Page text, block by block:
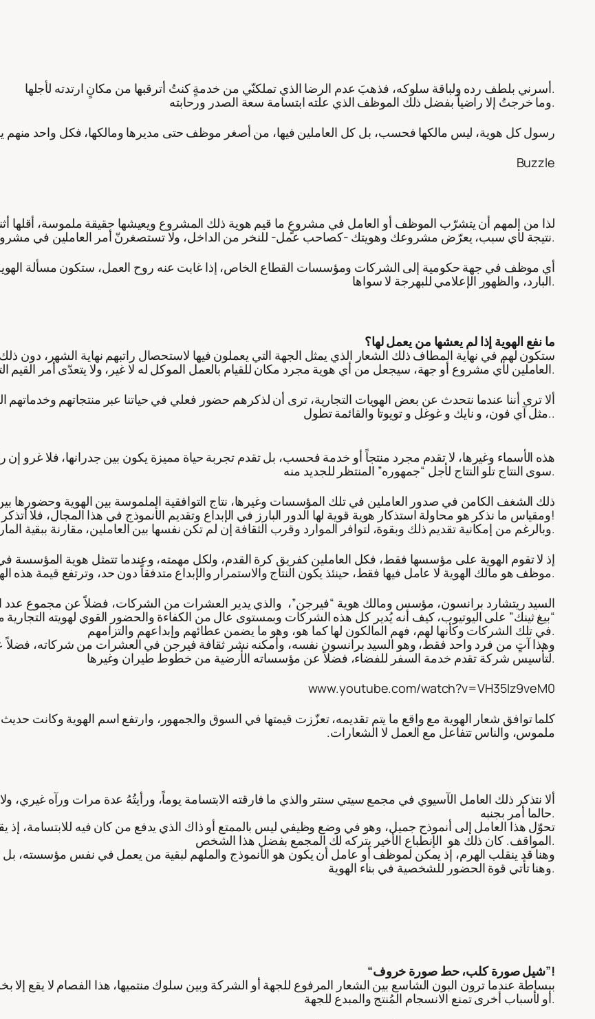
أسرني بلطف رده ولباقة سلوكه، فذهبَ عدم الرضا الذي تملكنّي من خدمةٍ كنتُ أترقبها من مكانٍ ارتدته لأجلها.
وما خرجتُ إلا راضياً بفضل ذلك الموظف الذي علته ابتسامة سعة الصدر ورحابته.
رسول كل هوية، ليس مالكها فحسب، بل كل العاملين فيها، من أصغر موظف حتى مديرها ومالكها، فكل واحد منهم
Buzzle
لذا من المهم أن يتشرّب الموظف أو العامل في مشروعٍ ما قيم هوية ذلك المشروع ويعيشها حقيقة ملموسة، أقلها
نتيجة لأي سبب، يعرّض مشروعك وهويتك -كصاحب عمل- للنخر من الداخل، ولا تستصغرنّ أمر العاملين في مشروعك، إذا ما غابت عنهم قيم المشروع وما عاشوها قولاً وفعلاً.
أي موظف في جهة حكومية إلى الشركات ومؤسسات القطاع الخاص، إذا غابت عنه روح العمل، ستكون مسألة الهوية
البارد، والظهور الإعلامي للبهرجة لا سواها.
ما نفع الهوية إذا لم يعشها من يعمل لها؟
ستكون لهم في نهاية المطاف ذلك الشعار الذي يمثل الجهة التي يعملون فيها لاستحصال راتبهم نهاية الشهر، دون
العاملين لأي مشروع أو جهة، سيجعل من أي هوية مجرد مكان للقيام بالعمل الموكل له لا غير، ولا يتعدّى أمر القيم التي تحملها ولا هم يحزنون.
ألا ترى أننا عندما نتحدث عن بعض الهويات التجارية، ترى أن لذكرهم حضور فعلي في حياتنا عبر منتجاتهم
مثل آي فون، و نايك و غوغل و تويوتا والقائمة تطول..
هذه الأسماء وغيرها، لا تقدم مجرد منتجاً أو خدمة فحسب، بل تقدم تجربة حياة مميزة يكون بين جدرانها، فلا غرو إن
سوى النتاج تلو النتاج لأجل “جمهوره” المنتظر للجديد منه.
ذلك الشغف الكامن في صدور العاملين في تلك المؤسسات وغيرها، نتاج التوافقية الملموسة بين الهوية وحضورها
ومقياس ما نذكر هو محاولة استذكار هوية قوية لها الدور البارز في الإبداع وتقديم الأنموذج في هذا المجال، فلا أتذكر!
وبالرغم من إمكانية تقديم ذلك وبقوة، لتوافر الموارد وقرب الثقافة إن لم تكن نفسها بين العاملين، مقارنة ببقية الماركات التي تم ذكرها آنفاً في هذا الموضوع بالعموم.
إذ لا تقوم الهوية على مؤسسها فقط، فكل العاملين كفريق كرة القدم، ولكل مهمته، وعندما تتمثل هوية المؤسسة
موظف هو مالك الهوية لا عامل فيها فقط، حينئذ يكون النتاج والاستمرار والإبداع متدفقاً دون حد، وترتفع قيمة هذه الهوية في السوق، نتيجة تلك الطاقة المنطلقة من المنتمين لها.
السيد ريتشارد برانسون، مؤسس ومالك هوية “فيرجن”، والذي يدير العشرات من الشركات، فضلاً عن مجموع عدد
“بيغ ثينك” على اليوتيوب، كيف أنه يُدير كل هذه الشركات وبمستوى عال من الكفاءة والحضور القوي لهويته
في تلك الشركات وكأنها لهم، فهم المالكون لها كما هو، وهو ما يضمن عطائهم وإبداعهم والتزامهم.
وهذا آتٍ من فرد واحد فقط، وهو السيد برانسون نفسه، وأمكنه نشر ثقافة فيرجن في العشرات من شركاته، فضلاً
لتأسيس شركة تقدم خدمة السفر للفضاء، فضلاً عن مؤسساته الأرضية من خطوط طيران وغيرها.
www.youtube.com/watch?v=VH35Iz9veM0
كلما توافق شعار الهوية مع واقع ما يتم تقديمه، تعزّزت قيمتها في السوق والجمهور، وارتفع اسم الهوية وكانت
ملموس، والناس تتفاعل مع العمل لا الشعارات.
ألا نتذكر ذلك العامل الآسيوي في مجمع سيتي سنتر والذي ما فارقته الابتسامة يوماً، ورأيتُهُ عدة مرات ورآه غيري،
حالما أمر بجنبه.
تحوّل هذا العامل إلى أنموذج جميل، وهو في وضع وظيفي ليس بالممتع أو ذاك الذي يدفع من كان فيه للابتسامة،
المواقف. كان ذلك هو الإنطباع الأخير يتركه لك المجمع بفضل هذا الشخص.
وهنا قد ينقلب الهرم، إذ يمكن لموظف أو عامل أن يكون هو الأنموذج والملهم لبقية من يعمل في نفس مؤسسته،
وهنا تأتي قوة الحضور للشخصية في بناء الهوية.
“شيل صورة كلب، حط صورة خروف”!
ببساطة عندما ترون البون الشاسع بين الشعار المرفوع للجهة أو الشركة وبين سلوك منتميها، هذا الفصام لا يقع
أو لأسباب أخرى تمنع الانسجام المُنتج والمبدع للجهة.